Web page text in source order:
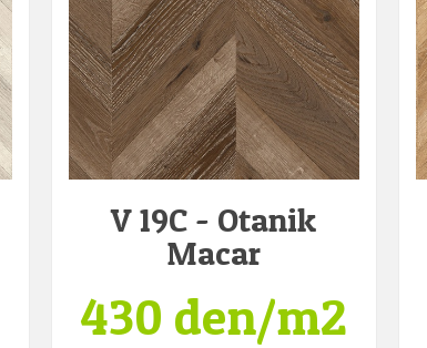
V 19C - Otanik
Macar
430 den/m2